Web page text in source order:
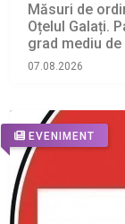
Măsuri de
Oțelul Galați.
grad mediu
07.08.2026
EVENIMENT